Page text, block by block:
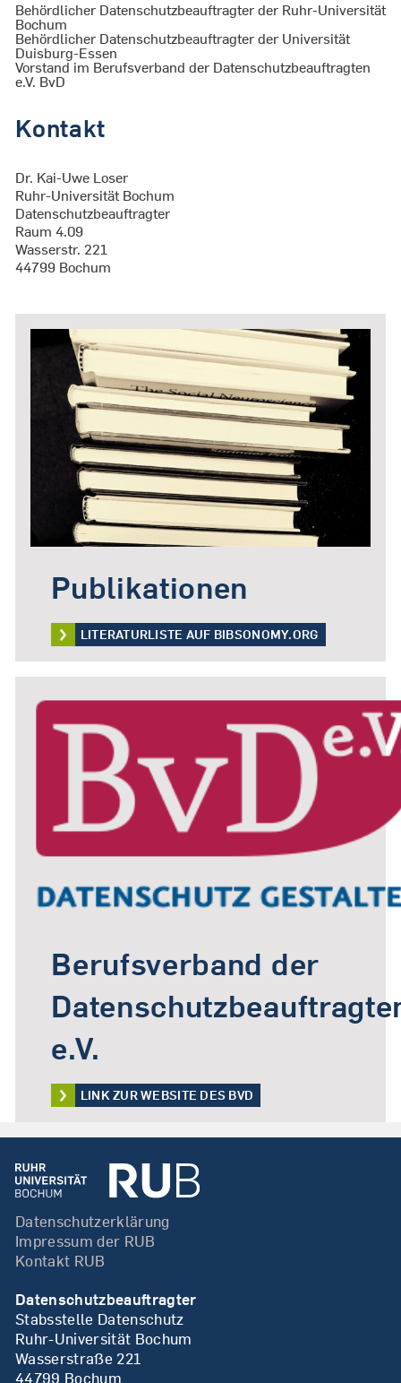
Behördlicher Datenschutzbeauftragter der Ruhr-Universität
Bochum
Behördlicher Datenschutzbeauftragter der Universität
Duisburg-Essen
Vorstand im Berufsverband der Datenschutzbeauftragten
e.V. BvD
Kontakt
Dr. Kai-Uwe Loser
Ruhr-Universität Bochum
Datenschutzbeauftragter
Raum 4.09
Wasserstr. 221
44799 Bochum
Publikationen
LITERATURLISTE AUF BIBSONOMY.ORG
Berufsverband der
e.V.
LINK ZUR WEBSITE DES BVD
Datenschutzerklärung
Impressum der RUB
Kontakt RUB
Datenschutzbeauftragter
Stabsstelle Datenschutz
Ruhr-Universität Bochum
Wasserstraße 221
44799 Bochum